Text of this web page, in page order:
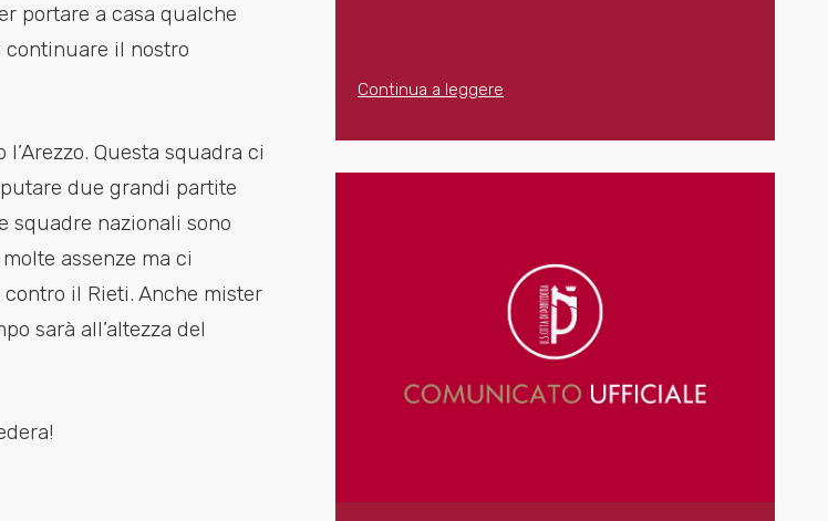
portare a casa qualche
continuare il nostro
Questa squadra ci
due grandi partite
squadre nazionali sono
assenze ma ci
il Rieti. Anche mister
sarà all’altezza del
Continua a leggere